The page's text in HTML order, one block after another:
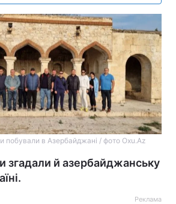
побували в Азербайджані / фото Oxu.Az
згадали й азербайджанську
Реклама